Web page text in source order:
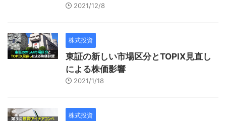
2021/12/8
株式投資
東証の新しい市場区分とTOPIX見直し
による株価影響
2021/1/18
株式投資